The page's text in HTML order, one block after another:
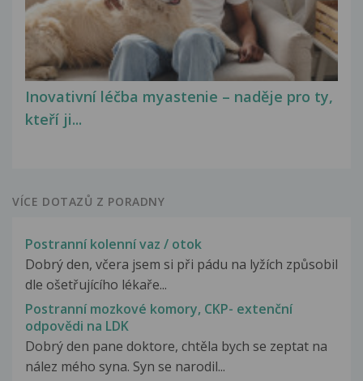
Inovativní léčba myastenie – naděje pro ty,
kteří ji...
VÍCE DOTAZŮ Z PORADNY
Postranní kolenní vaz / otok
Dobrý den, včera jsem si při pádu na lyžích způsobil
dle ošetřujícího lékaře...
Postranní mozkové komory, CKP- extenční
odpovědi na LDK
Dobrý den pane doktore, chtěla bych se zeptat na
nález mého syna. Syn se narodil...